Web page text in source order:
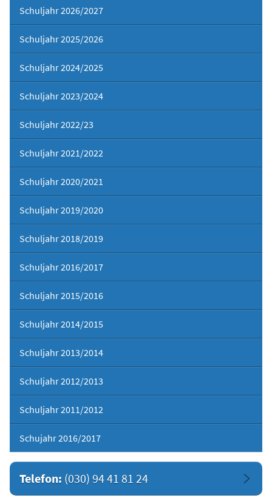
Schuljahr 2026/2027
Schuljahr 2025/2026
Schuljahr 2024/2025
Schuljahr 2023/2024
Schuljahr 2022/23
Schuljahr 2021/2022
Schuljahr 2020/2021
Schuljahr 2019/2020
Schuljahr 2018/2019
Schuljahr 2016/2017
Schuljahr 2015/2016
Schuljahr 2014/2015
Schuljahr 2013/2014
Schuljahr 2012/2013
Schuljahr 2011/2012
Schujahr 2016/2017
Telefon: (030) 94 41 81 24